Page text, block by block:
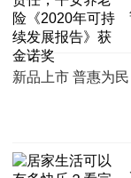
新品上市 普惠为